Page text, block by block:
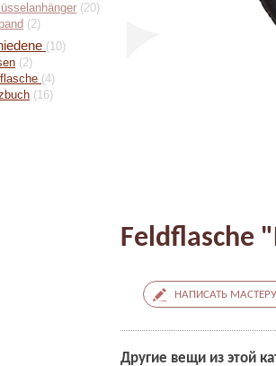
(20)
(2)
(10)
(2)
(4)
(16)
Feldflasche
НАПИСАТЬ МАСТЕРУ
Другие вещи из этой